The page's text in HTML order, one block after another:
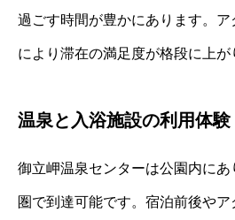
過ごす時間が豊かにあります。
により滞在の満足度が格段に上が
温泉と入浴施設の利用体験
御立岬温泉センターは公園内に
圏で到達可能です。宿泊前後や